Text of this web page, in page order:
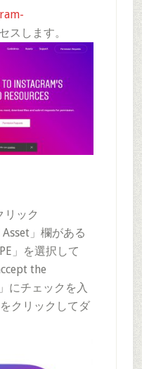
スします。
リック
」欄がある
」を選択して
the
にチェックを入
クリックしてダ